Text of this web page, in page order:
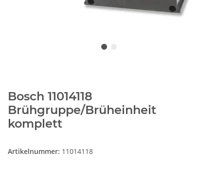
Bosch 11014118
Brühgruppe/Brüheinheit
komplett
Artikelnummer: 11014118